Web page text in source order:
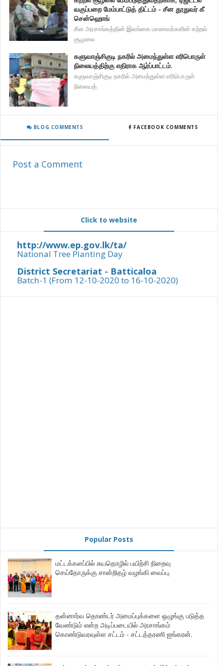
வகுப்பறை மேம்பாட்டுத் திட்டம் - சீன தூதுவர் கீ
சென்ஹொங்
சீன அரசாங்கத்தின் இலங்கை மாணவர்களின் கற்றல்
சூழலை
களுவாஞ்சிகுடி நகரில் அமைந்துள்ள எரிபொருள்
நிலையத்திற்கு எதிராக ஆர்ப்பாட்டம்.
களுவாஞ்சிகுடி நகரில் அமைந்துள்ள எரிபொருள்
நிலையத்
BLOG COMMENTS FACEBOOK COMMENTS
Post a Comment
Click to website
http://www.ep.gov.lk/ta/
National Tree Planting Day
District Secretariat - Batticaloa
Batch-1 (From 12-10-2020 to 16-10-2020)
Popular Posts
மட்டக்களப்பில் சுயதொழில் பயிற்சி நிறைவு
செய்தோருக்கு சான்றிதழ் வழங்கி வைப்பு.
தன்னார்வ தொண்டர் அமைப்புக்களை ஒழுங்கு படுத்த
வேண்டும் என்ற அடிப்படையில் அரசாங்கம்
கொண்டுவரவுள்ள சட்டம் - சட்டத்தரணி ஐங்கரன்.